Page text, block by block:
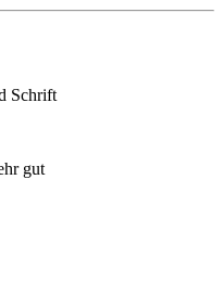
Schrift
gut